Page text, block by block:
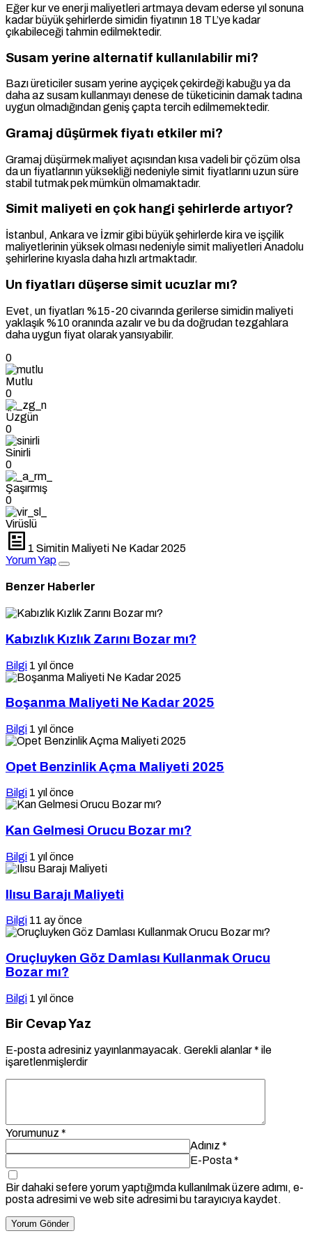
Eğer kur ve enerji maliyetleri artmaya devam ederse yıl sonuna
kadar büyük şehirlerde simidin fiyatının 18 TL’ye kadar
çıkabileceği tahmin edilmektedir.
Susam yerine alternatif kullanılabilir mi?
Bazı üreticiler susam yerine ayçiçek çekirdeği kabuğu ya da
daha az susam kullanmayı denese de tüketicinin damak tadına
uygun olmadığından geniş çapta tercih edilmemektedir.
Gramaj düşürmek fiyatı etkiler mi?
Gramaj düşürmek maliyet açısından kısa vadeli bir çözüm olsa
da un fiyatlarının yüksekliği nedeniyle simit fiyatlarını uzun süre
stabil tutmak pek mümkün olmamaktadır.
Simit maliyeti en çok hangi şehirlerde artıyor?
İstanbul, Ankara ve İzmir gibi büyük şehirlerde kira ve işçilik
maliyetlerinin yüksek olması nedeniyle simit maliyetleri Anadolu
şehirlerine kıyasla daha hızlı artmaktadır.
Un fiyatları düşerse simit ucuzlar mı?
Evet, un fiyatları %15-20 civarında gerilerse simidin maliyeti
yaklaşık %10 oranında azalır ve bu da doğrudan tezgahlara
daha uygun fiyat olarak yansıyabilir.
0
Mutlu
0
Üzgün
0
Sinirli
0
Şaşırmış
0
Virüslü
1 Simitin Maliyeti Ne Kadar 2025
Yorum Yap
Benzer Haberler
Kabızlık Kızlık Zarını Bozar mı?
Bilgi 1 yıl önce
Boşanma Maliyeti Ne Kadar 2025
Bilgi 1 yıl önce
Opet Benzinlik Açma Maliyeti 2025
Bilgi 1 yıl önce
Kan Gelmesi Orucu Bozar mı?
Bilgi 1 yıl önce
Ilısu Barajı Maliyeti
Bilgi 11 ay önce
Oruçluyken Göz Damlası Kullanmak Orucu
Bozar mı?
Bilgi 1 yıl önce
Bir Cevap Yaz
E-posta adresiniz yayınlanmayacak. Gerekli alanlar* ile
işaretlenmişlerdir
Yorumunuz *
Adınız *
E-Posta*
Bir dahaki sefere yorum yaptığımda kullanılmak üzere adımı, e-
posta adresimi ve web site adresimi bu tarayıcıya kaydet.
Yorum Gönder